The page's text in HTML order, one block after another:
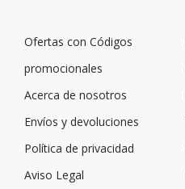
Ofertas con Códigos
promocionales
Acerca de nosotros
Envíos y devoluciones
Política de privacidad
Aviso Legal